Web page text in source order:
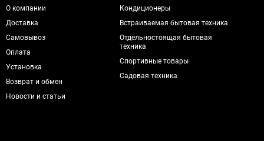
О компании
Доставка
Самовывоз
Оплата
Установка
Возврат и обмен
Новости и статьи
Кондиционеры
Встраиваемая бытовая техника
Отдельностоящая бытовая
техника
Спортивные товары
Садовая техника